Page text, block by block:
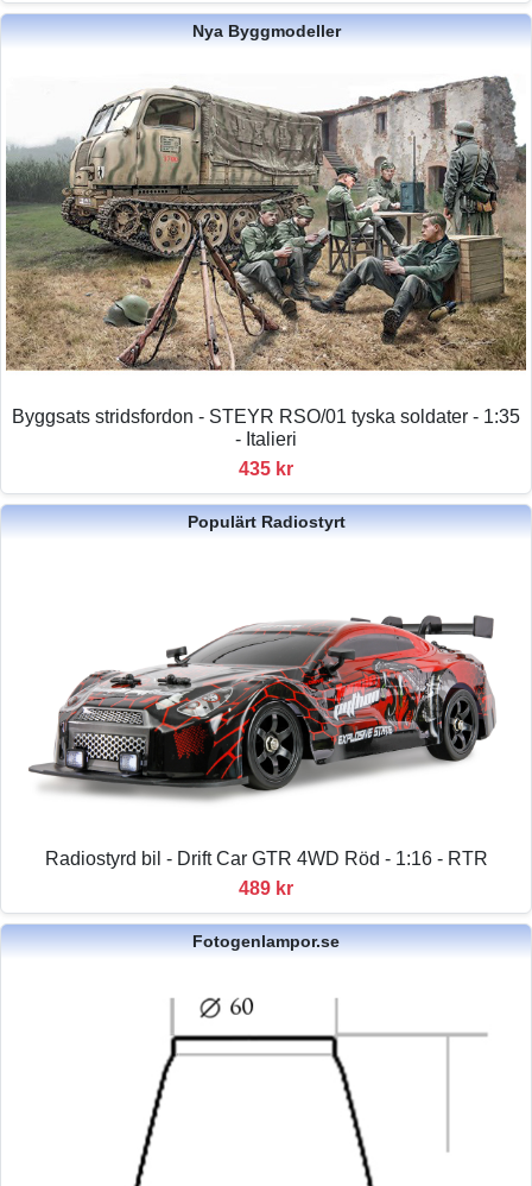
Nya Byggmodeller
Byggsats stridsfordon - STEYR RSO/01 tyska soldater - 1:35
- Italieri
435 kr
Populärt Radiostyrt
Radiostyrd bil - Drift Car GTR 4WD Röd - 1:16 - RTR
489 kr
Fotogenlampor.se